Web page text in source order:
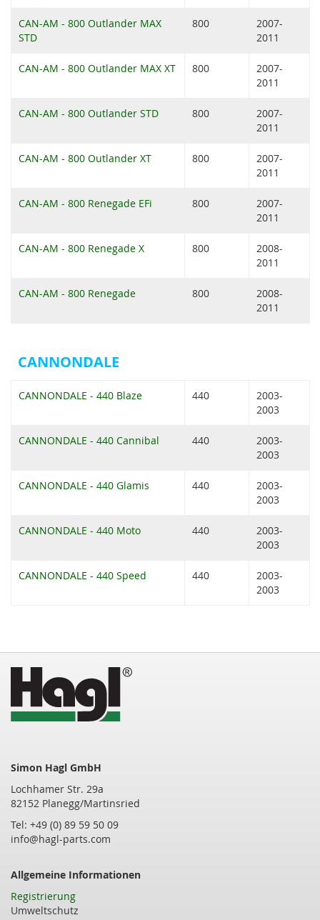
CAN-AM - 800 Outlander MAX
STD
800
2007-
2011
CAN-AM - 800 Outlander MAX XT 800
2007-
2011
CAN-AM - 800 Outlander STD 800
2007-
2011
CAN-AM - 800 Outlander XT 800
2007-
2011
CAN-AM - 800 Renegade EFi 800
2007-
2011
CAN-AM - 800 Renegade X 800
2008-
2011
CAN-AM - 800 Renegade 800
2008-
2011
CANNONDALE
CANNONDALE - 440 Blaze 440
2003-
2003
CANNONDALE - 440 Cannibal 440
2003-
2003
CANNONDALE - 440 Glamis 440
2003-
2003
CANNONDALE - 440 Moto 440
2003-
2003
CANNONDALE - 440 Speed 440
2003-
2003
Simon Hagl GmbH
Lochhamer Str. 29a
82152 Planegg/Martinsried
Tel: +49 (0) 89 59 50 09
info@hagl-parts.com
Allgemeine Informationen
Registrierung
Umweltschutz